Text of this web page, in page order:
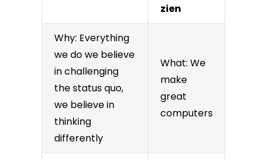
zien
Why: Everything
we do we believe
in challenging
the status quo,
we believe in
thinking
differently
What: We
make
great
computers